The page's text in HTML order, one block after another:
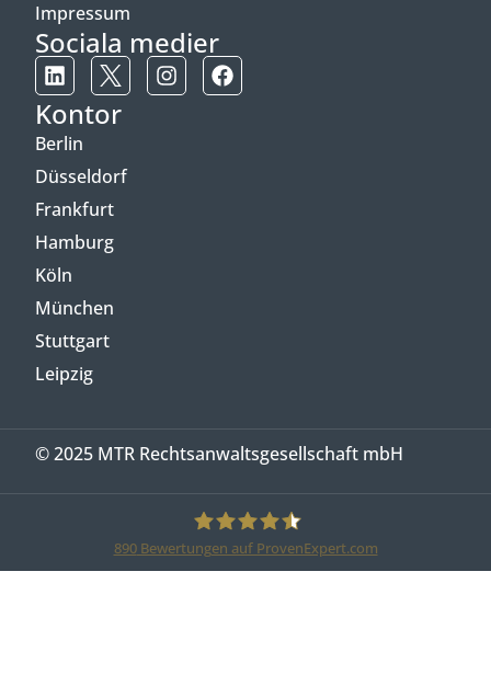
Impressum
Sociala medier
Kontor
Berlin
Düsseldorf
Frankfurt
Hamburg
Köln
München
Stuttgart
Leipzig
© 2025 MTR Rechtsanwaltsgesellschaft mbH
890Bewertungen auf ProvenExpert.com